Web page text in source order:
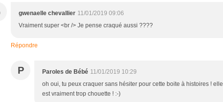
gwenaelle chevallier 11/01/2019 09:06
Vraiment super <br /> Je pense craqué aussi ????
Répondre
P Paroles de Bébé 11/01/2019 10:29
oh oui, tu peux craquer sans hésiter pour cette boite à histoires ! elle
est vraiment trop chouette ! :-)